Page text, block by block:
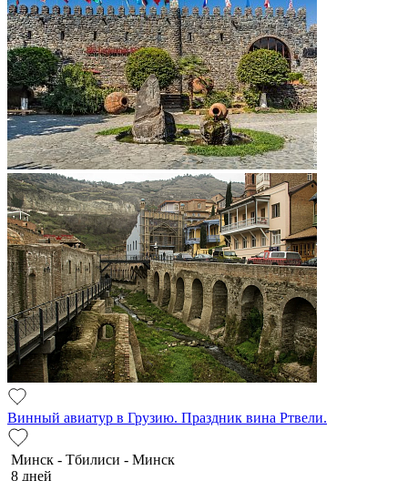
Винный авиатур в Грузию. Праздник вина Ртвели.
Минск - Тбилиси - Минск
8 дней